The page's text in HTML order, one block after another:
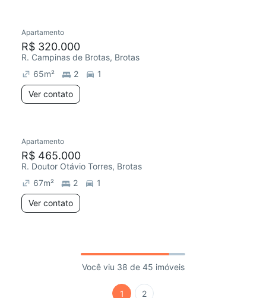
Apartamento
R$ 320.000
R. Campinas de Brotas, Brotas
65m² 2
1
Ver contato
Apartamento
R$ 465.000
R. Doutor Otávio Torres, Brotas
67m² 2
1
Ver contato
Você viu 38 de 45 imóveis
1 2